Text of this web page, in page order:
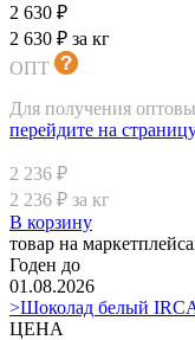
2 630 ₽
2 630 ₽ за кг
ОПТ
Для получения
перейдите на страницу
2 236 ₽
2 236 ₽ за кг
В корзину
товар на
Годен до
01.08.2026
>Шоколад белый
ЦЕНА